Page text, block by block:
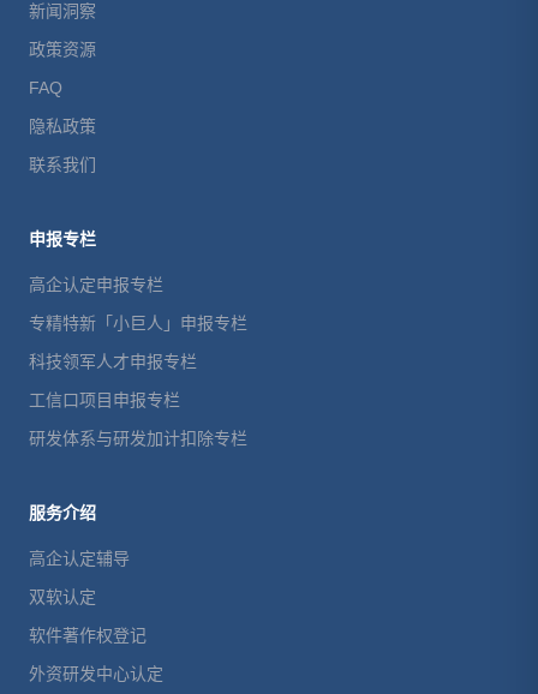
新闻洞察
政策资源
FAQ
隐私政策
联系我们
申报专栏
高企认定申报专栏
专精特新「小巨人」申报专栏
科技领军人才申报专栏
工信口项目申报专栏
研发体系与研发加计扣除专栏
服务介绍
高企认定辅导
双软认定
软件著作权登记
外资研发中心认定